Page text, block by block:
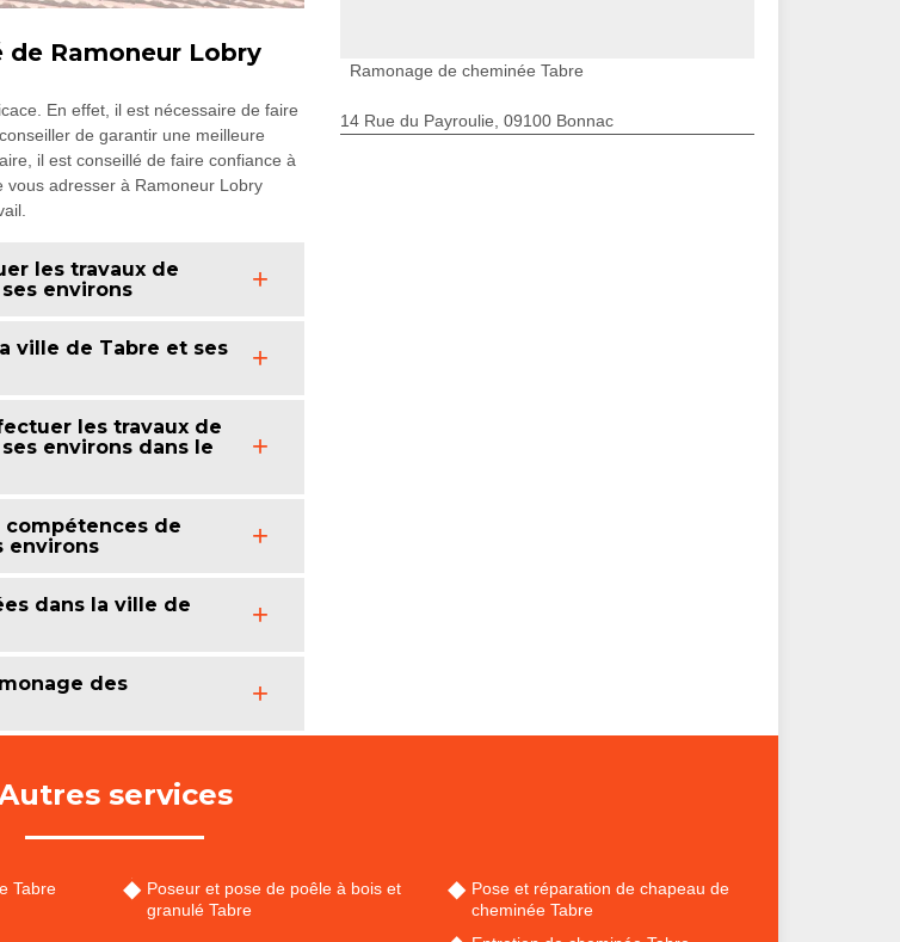
de Ramoneur Lobry
En effet, il est nécessaire de faire
de garantir une meilleure
il est conseillé de faire confiance à
adresser à Ramoneur Lobry
les travaux de
environs
ville de Tabre et ses
les travaux de
environs dans le
compétences de
environs
dans la ville de
des
Ramonage de cheminée Tabre
14 Rue du Payroulie, 09100 Bonnac
services
Tabre
Poseur et pose de poêle à bois et
granulé Tabre
Pose et réparation de chapeau de
cheminée Tabre